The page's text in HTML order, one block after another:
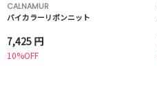
CALNAMUR
バイカラーリボンニット
7,425 円
10%OFF